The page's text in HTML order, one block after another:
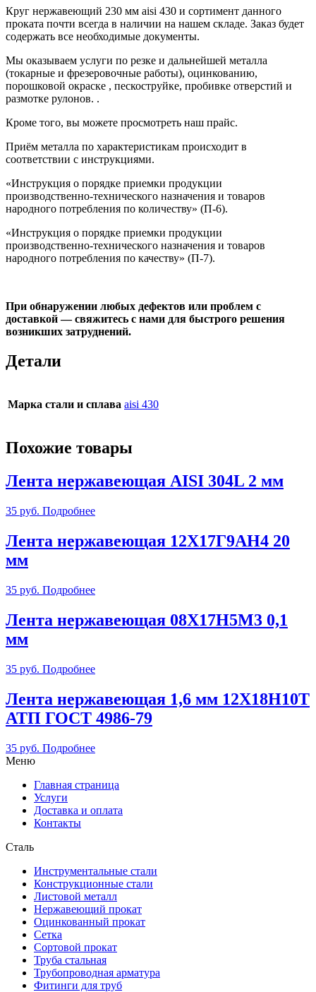
Круг нержавеющий 230 мм aisi 430 и сортимент данного
проката почти всегда в наличии на нашем складе. Заказ будет
содержать все необходимые документы.
Мы оказываем услуги по резке и дальнейшей металла
(токарные и фрезеровочные работы), оцинкованию,
порошковой окраске , пескоструйке, пробивке отверстий и
размотке рулонов. .
Кроме того, вы можете просмотреть наш прайс.
Приём металла по характеристикам происходит в
соответствии с инструкциями.
«Инструкция о порядке приемки продукции
производственно-технического назначения и товаров
народного потребления по количеству» (П-6).
«Инструкция о порядке приемки продукции
производственно-технического назначения и товаров
народного потребления по качеству» (П-7).
При обнаружении любых дефектов или проблем с
доставкой —свяжитесь с нами для быстрого решения
возникших затруднений.
Детали
Марка стали и сплава aisi 430
Похожие товары
Лента нержавеющая AISI 304L 2 мм
35 руб. Подробнее
Лента нержавеющая 12Х17Г9АН4 20
мм
35 руб. Подробнее
Лента нержавеющая 08Х17Н5М3 0,1
мм
35 руб. Подробнее
Лента нержавеющая 1,6 мм 12Х18Н10Т
АТП ГОСТ 4986-79
35 руб. Подробнее
Меню
Главная страница
Услуги
Доставка и оплата
Контакты
Сталь
Инструментальные стали
Конструкционные стали
Листовой металл
Нержавеющий прокат
Оцинкованный прокат
Сетка
Сортовой прокат
Труба стальная
Трубопроводная арматура
Фитинги для труб